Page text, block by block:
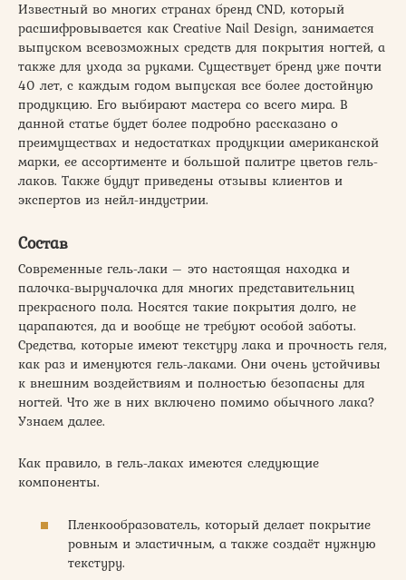
Известный во многих странах бренд CND, который
расшифровывается как Creative Nail Design, занимается
выпуском всевозможных средств для покрытия ногтей, а
также для ухода за руками. Существует бренд уже почти
40 лет, с каждым годом выпуская все более достойную
продукцию. Его выбирают мастера со всего мира. В
данной статье будет более подробно рассказано о
преимуществах и недостатках продукции американской
марки, ее ассортименте и большой палитре цветов гель-
лаков. Также будут приведены отзывы клиентов и
экспертов из нейл-индустрии.
Состав
Современные гель-лаки – это настоящая находка и
палочка-выручалочка для многих представительниц
прекрасного пола. Носятся такие покрытия долго, не
царапаются, да и вообще не требуют особой заботы.
Средства, которые имеют текстуру лака и прочность геля,
как раз и именуются гель-лаками. Они очень устойчивы
к внешним воздействиям и полностью безопасны для
ногтей. Что же в них включено помимо обычного лака?
Узнаем далее.
Как правило, в гель-лаках имеются следующие
компоненты.
Пленкообразователь, который делает покрытие
ровным и эластичным, а также создаёт нужную
текстуру.